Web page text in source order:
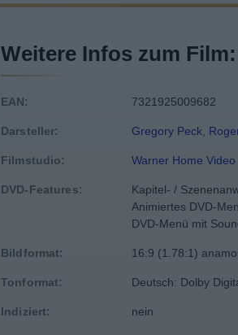
Weitere Infos zum Film:
EAN: 7321925009682
Darsteller: Gregory Peck
Filmstudio: Warner Home Video
DVD-Features:
Kapitel- /
Animiertes DVD-
DVD-Menü mit
Bildformat: 16:9 (1.78:1)
Tonformat: Deutsch: Dolby
Indiziert: nein